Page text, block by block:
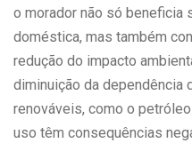
o morador não só beneficia
doméstica, mas também
redução do impacto
diminuição da dependência
renováveis, como o
uso têm consequências